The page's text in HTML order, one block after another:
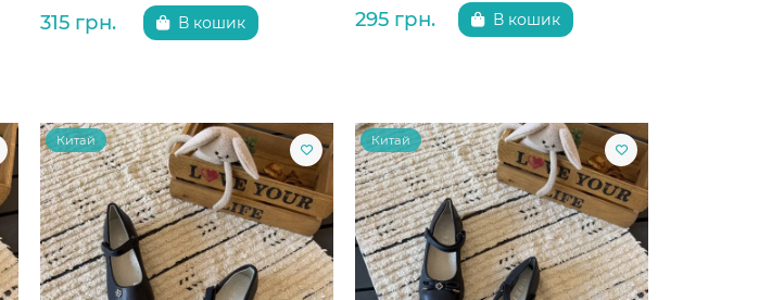
315 грн. В кошик 295 грн. В кошик
Китай Китай